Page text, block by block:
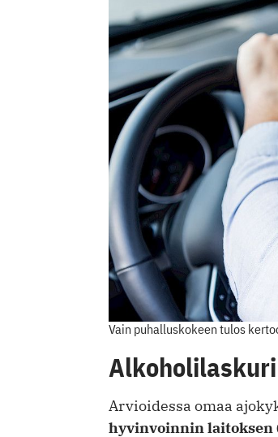
Vain puhalluskokeen tulos
Arvioidessa omaa
hyvinvoinnin laitoksen